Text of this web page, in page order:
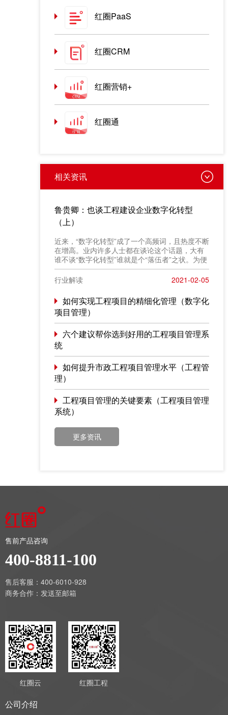
红圈PaaS
红圈CRM
红圈营销+
红圈通
相关资讯
鲁贵卿：也谈工程建设企业数字化转型
（上）
近来，“数字化转型”成了一个高频词，且热度不断
在增高。业内许多人士都在谈论这个话题，大有
谁不谈“数字化转型”谁就是个“落伍者”之状。为便
于在相同语境下讨论问题，今天我也凑个热闹，
以“数字化转型”为题，谈一点粗浅认识，就教于同
行。
行业解读 2021-02-05
如何实现工程项目的精细化管理（数字化
项目管理）
六个建议帮你选到好用的工程项目管理系
统
如何提升市政工程项目管理水平（工程管
理）
工程项目管理的关键要素（工程项目管理
系统）
更多资讯
售前产品咨询
400-8811-100
售后客服：400-6010-928
商务合作： 发送至邮箱
红圈云 红圈工程
公司介绍